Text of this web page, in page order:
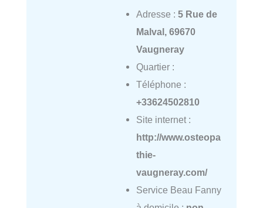
Adresse : 5 Rue de
Malval, 69670
Vaugneray
Quartier :
Téléphone :
+33624502810
Site internet :
http://www.osteopa
thie-
vaugneray.com/
Service Beau Fanny